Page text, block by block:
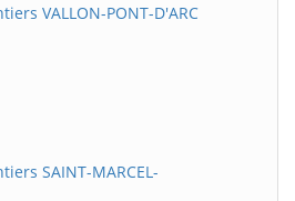
VALLON-PONT-D'ARC
SAINT-MARCEL-